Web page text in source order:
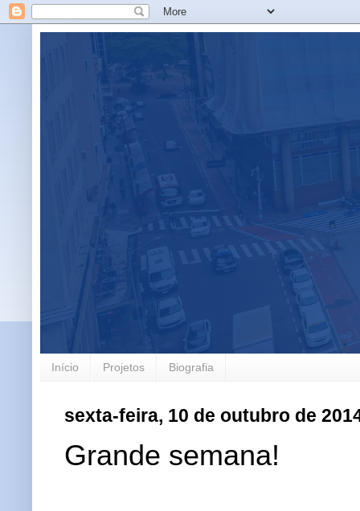
Início Projetos Biografia
sexta-feira, 10 de outubro de
Grande semana!